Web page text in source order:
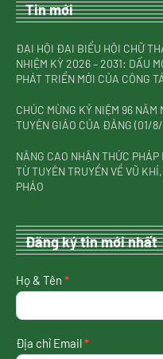
Tin mới
ĐẠI HỘI ĐẠI BIỂU HỘI CHỮ
NHIỆM KỲ 2026 – 2031: DẤU
PHÁT TRIỂN MỚI CỦA CÔNG
CHÚC MỪNG KỶ NIỆM 96 NĂM
TUYÊN GIÁO CỦA ĐẢNG (01/
NÂNG CAO NHẬN THỨC
TỪ TUYÊN TRUYỀN VỀ VŨ
PHÁO
Đăng ký tin mới nhất
nhận
tin
nhất
Họ & Tên *
Địa chỉ Email*